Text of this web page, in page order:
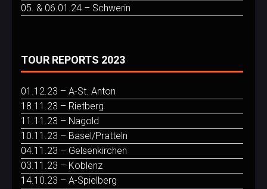
05. & 06.01.24 – Schwerin
TOUR REPORTS 2023
01.12.23 – A-St. Anton
18.11.23 – Rietberg
11.11.23 – Nagold
10.11.23 – Basel/Pratteln
04.11.23 – Gelsenkirchen
03.11.23 – Koblenz
14.10.23 – A-Spielberg